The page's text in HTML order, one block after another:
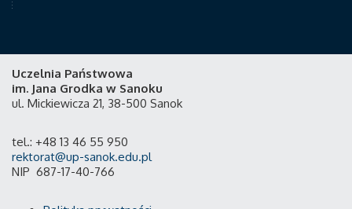
Uczelnia Państwowa
im. Jana Grodka w Sanoku
ul. Mickiewicza 21, 38-500 Sanok
tel.: +48 13 46 55 950
rektorat@up-sanok.edu.pl
NIP 687-17-40-766